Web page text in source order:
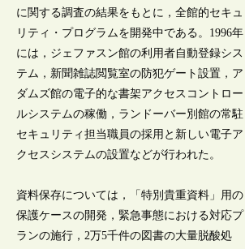
に関する調査の結果をもとに，全館的セキュ
リティ・プログラムを開発中である。1996年
には，ジェファスン館の利用者自動登録シス
テム，新聞雑誌閲覧室の防犯ゲート設置，ア
ダムズ館の電子的な書架アクセスコントロー
ルシステムの稼働，ランドーバー別館の常駐
セキュリティ担当職員の採用と新しい電子ア
クセスシステムの設置などが行われた。
資料保存については，「特別貴重資料」用の
保護ケースの開発，緊急事態における対応プ
ランの施行，2万5千件の図書の大量脱酸処